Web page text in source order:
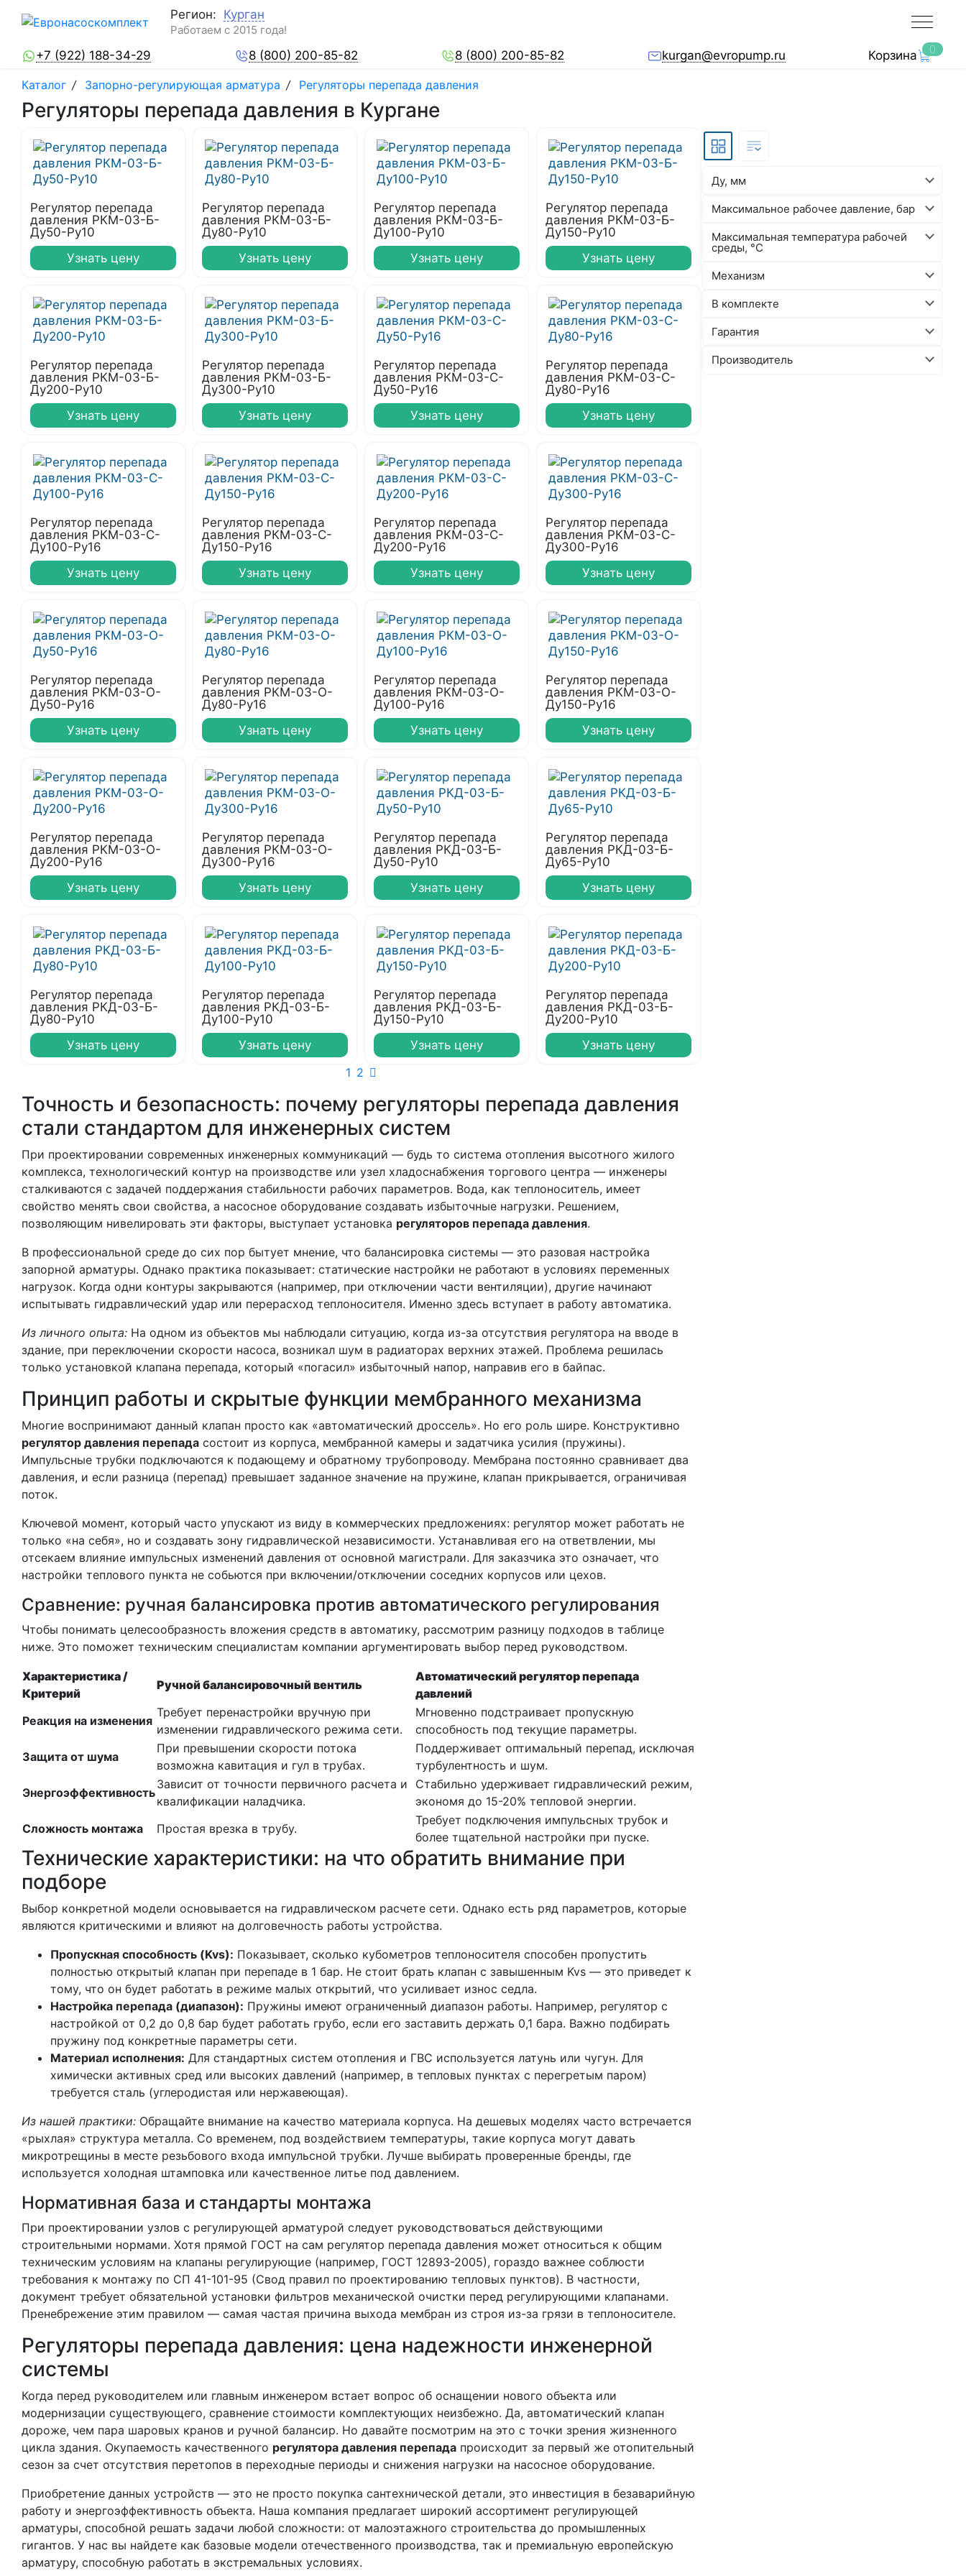
Регион: Курган
Работаем с 2015 года!
+7 (922) 188-34-29 8 (800) 200-85-82 8 (800) 200-85-82 kurgan@evropump.ru Корзина 0
Каталог / Запорно-регулирующая арматура / Регуляторы перепада давления
Регуляторы перепада давления в Кургане
Регулятор перепада
давления РКМ-03-Б-
Ду50-Ру10
Узнать цену
Регулятор перепада
давления РКМ-03-Б-
Ду80-Ру10
Узнать цену
Регулятор перепада
давления РКМ-03-Б-
Ду100-Ру10
Узнать цену
Регулятор перепада
давления РКМ-03-Б-
Ду150-Ру10
Узнать цену
Регулятор перепада
давления РКМ-03-Б-
Ду200-Ру10
Узнать цену
Регулятор перепада
давления РКМ-03-Б-
Ду300-Ру10
Узнать цену
Регулятор перепада
давления РКМ-03-С-
Ду50-Ру16
Узнать цену
Регулятор перепада
давления РКМ-03-С-
Ду80-Ру16
Узнать цену
Регулятор перепада
давления РКМ-03-С-
Ду100-Ру16
Узнать цену
Регулятор перепада
давления РКМ-03-С-
Ду150-Ру16
Узнать цену
Регулятор перепада
давления РКМ-03-С-
Ду200-Ру16
Узнать цену
Регулятор перепада
давления РКМ-03-С-
Ду300-Ру16
Узнать цену
Регулятор перепада
давления РКМ-03-О-
Ду50-Ру16
Узнать цену
Регулятор перепада
давления РКМ-03-О-
Ду80-Ру16
Узнать цену
Регулятор перепада
давления РКМ-03-О-
Ду100-Ру16
Узнать цену
Регулятор перепада
давления РКМ-03-О-
Ду150-Ру16
Узнать цену
Регулятор перепада
давления РКМ-03-О-
Ду200-Ру16
Узнать цену
Регулятор перепада
давления РКМ-03-О-
Ду300-Ру16
Узнать цену
Регулятор перепада
давления РКД-03-Б-
Ду50-Ру10
Узнать цену
Регулятор перепада
давления РКД-03-Б-
Ду65-Ру10
Узнать цену
Регулятор перепада
давления РКД-03-Б-
Ду80-Ру10
Узнать цену
Регулятор перепада
давления РКД-03-Б-
Ду100-Ру10
Узнать цену
Регулятор перепада
давления РКД-03-Б-
Ду150-Ру10
Узнать цену
Регулятор перепада
давления РКД-03-Б-
Ду200-Ру10
Узнать цену
1 2
Точность и безопасность: почему регуляторы перепада давления
стали стандартом для инженерных систем
При проектировании современных инженерных коммуникаций — будь то система отопления высотного жилого
комплекса, технологический контур на производстве или узел хладоснабжения торгового центра — инженеры
сталкиваются с задачей поддержания стабильности рабочих параметров. Вода, как теплоноситель, имеет
свойство менять свои свойства, а насосное оборудование создавать избыточные нагрузки. Решением,
позволяющим нивелировать эти факторы, выступает установка регуляторов перепада давления.
В профессиональной среде до сих пор бытует мнение, что балансировка системы — это разовая настройка
запорной арматуры. Однако практика показывает: статические настройки не работают в условиях переменных
нагрузок. Когда одни контуры закрываются (например, при отключении части вентиляции), другие начинают
испытывать гидравлический удар или перерасход теплоносителя. Именно здесь вступает в работу автоматика.
Из личного опыта: На одном из объектов мы наблюдали ситуацию, когда из-за отсутствия регулятора на вводе в
здание, при переключении скорости насоса, возникал шум в радиаторах верхних этажей. Проблема решилась
только установкой клапана перепада, который «погасил» избыточный напор, направив его в байпас.
Принцип работы и скрытые функции мембранного механизма
Многие воспринимают данный клапан просто как «автоматический дроссель». Но его роль шире. Конструктивно
регулятор давления перепада состоит из корпуса, мембранной камеры и задатчика усилия (пружины).
Импульсные трубки подключаются к подающему и обратному трубопроводу. Мембрана постоянно сравнивает два
давления, и если разница (перепад) превышает заданное значение на пружине, клапан прикрывается, ограничивая
поток.
Ключевой момент, который часто упускают из виду в коммерческих предложениях: регулятор может работать не
только «на себя», но и создавать зону гидравлической независимости. Устанавливая его на ответвлении, мы
отсекаем влияние импульсных изменений давления от основной магистрали. Для заказчика это означает, что
настройки теплового пункта не собьются при включении/отключении соседних корпусов или цехов.
Сравнение: ручная балансировка против автоматического регулирования
Чтобы понимать целесообразность вложения средств в автоматику, рассмотрим разницу подходов в таблице
ниже. Это поможет техническим специалистам компании аргументировать выбор перед руководством.
Характеристика /
Критерий
Ручной балансировочный вентиль
Автоматический регулятор перепада
давлений
Реакция на изменения
Требует перенастройки вручную при
изменении гидравлического режима сети.
Мгновенно подстраивает пропускную
способность под текущие параметры.
Защита от шума
При превышении скорости потока
возможна кавитация и гул в трубах.
Поддерживает оптимальный перепад, исключая
турбулентность и шум.
Энергоэффективность
Зависит от точности первичного расчета и
квалификации наладчика.
Стабильно удерживает гидравлический режим,
экономя до 15-20% тепловой энергии.
Сложность монтажа
Простая врезка в трубу.
Требует подключения импульсных трубок и
более тщательной настройки при пуске.
Технические характеристики: на что обратить внимание при
подборе
Выбор конкретной модели основывается на гидравлическом расчете сети. Однако есть ряд параметров, которые
являются критическими и влияют на долговечность работы устройства.
Пропускная способность (Kvs): Показывает, сколько кубометров теплоносителя способен пропустить
полностью открытый клапан при перепаде в 1 бар. Не стоит брать клапан с завышенным Kvs — это приведет к
тому, что он будет работать в режиме малых открытий, что усиливает износ седла.
Настройка перепада (диапазон): Пружины имеют ограниченный диапазон работы. Например, регулятор с
настройкой от 0,2 до 0,8 бар будет работать грубо, если его заставить держать 0,1 бара. Важно подбирать
пружину под конкретные параметры сети.
Материал исполнения: Для стандартных систем отопления и ГВС используется латунь или чугун. Для
химически активных сред или высоких давлений (например, в тепловых пунктах с перегретым паром)
требуется сталь (углеродистая или нержавеющая).
Из нашей практики: Обращайте внимание на качество материала корпуса. На дешевых моделях часто встречается
«рыхлая» структура металла. Со временем, под воздействием температуры, такие корпуса могут давать
микротрещины в месте резьбового входа импульсной трубки. Лучше выбирать проверенные бренды, где
используется холодная штамповка или качественное литье под давлением.
Нормативная база и стандарты монтажа
При проектировании узлов с регулирующей арматурой следует руководствоваться действующими
строительными нормами. Хотя прямой ГОСТ на сам регулятор перепада давления может относиться к общим
техническим условиям на клапаны регулирующие (например, ГОСТ 12893-2005), гораздо важнее соблюсти
требования к монтажу по СП 41-101-95 (Свод правил по проектированию тепловых пунктов). В частности,
документ требует обязательной установки фильтров механической очистки перед регулирующими клапанами.
Пренебрежение этим правилом — самая частая причина выхода мембран из строя из-за грязи в теплоносителе.
Регуляторы перепада давления: цена надежности инженерной
системы
Когда перед руководителем или главным инженером встает вопрос об оснащении нового объекта или
модернизации существующего, сравнение стоимости комплектующих неизбежно. Да, автоматический клапан
дороже, чем пара шаровых кранов и ручной балансир. Но давайте посмотрим на это с точки зрения жизненного
цикла здания. Окупаемость качественного регулятора давления перепада происходит за первый же отопительный
сезон за счет отсутствия перетопов в переходные периоды и снижения нагрузки на насосное оборудование.
Приобретение данных устройств — это не просто покупка сантехнической детали, это инвестиция в безаварийную
работу и энергоэффективность объекта. Наша компания предлагает широкий ассортимент регулирующей
арматуры, способной решать задачи любой сложности: от малоэтажного строительства до промышленных
гигантов. У нас вы найдете как базовые модели отечественного производства, так и премиальную европейскую
арматуру, способную работать в экстремальных условиях.
Ду, мм
Максимальное рабочее давление, бар
Максимальная температура рабочей
среды, °C
Механизм
В комплекте
Гарантия
Производитель